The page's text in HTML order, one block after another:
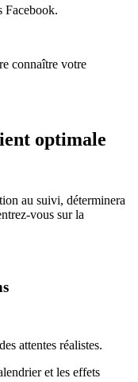
Facebook.
connaître votre
optimale
au suivi, déterminera
vous sur la
attentes réalistes.
et les effets